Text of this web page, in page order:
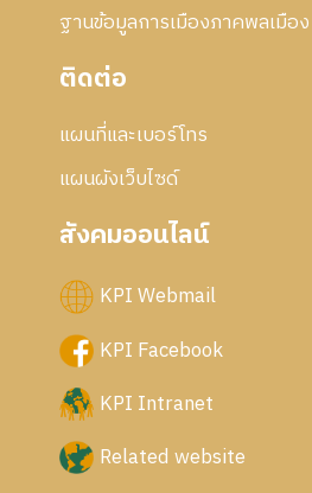
ฐานข้อมูลการเมืองภาคพลเมือง
ติดต่อ
แผนที่และเบอร์โทร
แผนผังเว็บไซด์
สังคมออนไลน์
KPI Webmail
KPI Facebook
KPI Intranet
Related website